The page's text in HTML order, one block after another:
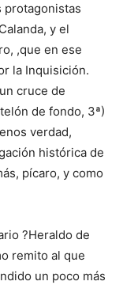
protagonistas
y el
,que en ese
la Inquisición.
cruce de
de fondo, 3ª)
verdad,
histórica de
pícaro, y como
?Heraldo de
remito al que
un poco más